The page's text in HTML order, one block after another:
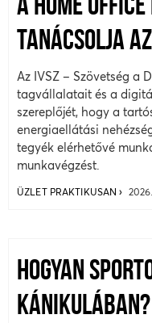
A HOME
TANÁCSOLJA
Az IVSZ – Szövetség a
tagvállalatait és a
szereplőjét, hogy a
energiaellátási
tegyék elérhetővé
munkavégzést.
ÜZLET PRAKTIKUSAN
HOGYAN
KÁNIKULÁBAN?